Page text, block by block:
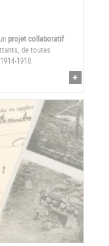
projet collaboratif
de toutes
1918.